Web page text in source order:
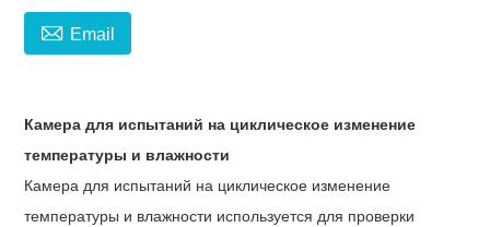
 Email
Камера для испытаний на циклическое изменение
температуры и влажности
Камера для испытаний на циклическое изменение
температуры и влажности используется для проверки